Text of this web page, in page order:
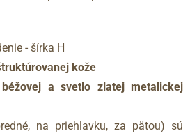
- šírka H
kože
a svetlo zlatej metalickej
na priehlavku, za pätou) sú